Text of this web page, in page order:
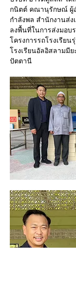
กนิตต์ คณานุรักษณ์ ผู้
กำลังพล สำนักงานส่ง
ลงพื้นที่ในการส่งมอบ
โครงการรถโรงเรีย
โรงเรียนอัลอิสลามมี
ปัตตานี